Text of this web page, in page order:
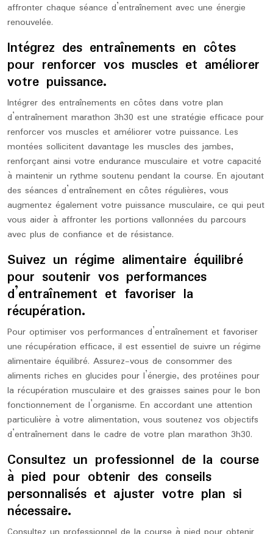
affronter chaque séance d’entraînement avec une énergie
renouvelée.
Intégrez des entraînements en côtes
pour renforcer vos muscles et améliorer
votre puissance.
Intégrer des entraînements en côtes dans votre plan
d’entraînement marathon 3h30 est une stratégie efficace pour
renforcer vos muscles et améliorer votre puissance. Les
montées sollicitent davantage les muscles des jambes,
renforçant ainsi votre endurance musculaire et votre capacité
à maintenir un rythme soutenu pendant la course. En ajoutant
des séances d’entraînement en côtes régulières, vous
augmentez également votre puissance musculaire, ce qui peut
vous aider à affronter les portions vallonnées du parcours
avec plus de confiance et de résistance.
Suivez un régime alimentaire équilibré
pour soutenir vos performances
d’entraînement et favoriser la
récupération.
Pour optimiser vos performances d’entraînement et favoriser
une récupération efficace, il est essentiel de suivre un régime
alimentaire équilibré. Assurez-vous de consommer des
aliments riches en glucides pour l’énergie, des protéines pour
la récupération musculaire et des graisses saines pour le bon
fonctionnement de l’organisme. En accordant une attention
particulière à votre alimentation, vous soutenez vos objectifs
d’entraînement dans le cadre de votre plan marathon 3h30.
Consultez un professionnel de la course
à pied pour obtenir des conseils
personnalisés et ajuster votre plan si
nécessaire.